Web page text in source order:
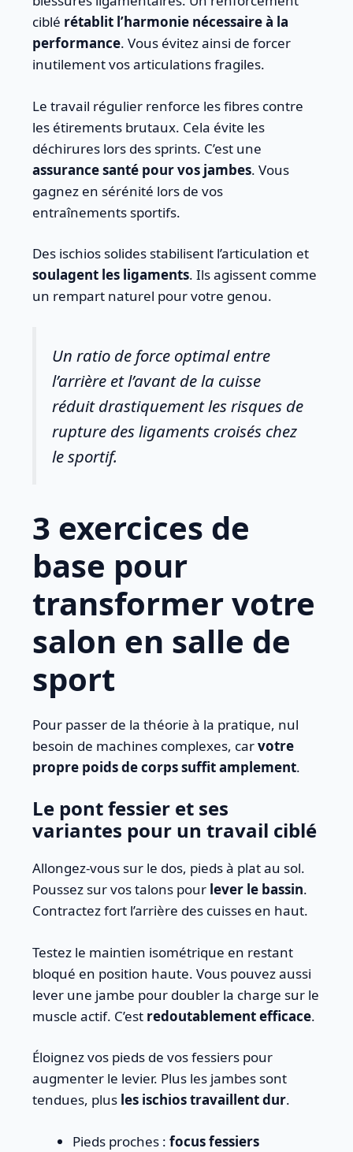
ciblé rétablit l’harmonie nécessaire à la
performance. Vous évitez ainsi de forcer
inutilement vos articulations fragiles.
Le travail régulier renforce les fibres contre
les étirements brutaux. Cela évite les
déchirures lors des sprints. C’est une
assurance santé pour vos jambes. Vous
gagnez en sérénité lors de vos
entraînements sportifs.
Des ischios solides stabilisent l’articulation et
soulagent les ligaments. Ils agissent comme
un rempart naturel pour votre genou.
Un ratio de force optimal entre
l’arrière et l’avant de la cuisse
réduit drastiquement les risques de
rupture des ligaments croisés chez
le sportif.
3 exercices de
base pour
transformer votre
salon en salle de
sport
Pour passer de la théorie à la pratique, nul
besoin de machines complexes, carvotre
propre poids de corps suffit amplement.
Le pont fessier et ses
variantes pour un travail ciblé
Allongez-vous sur le dos, pieds à plat au sol.
Poussez sur vos talons pour lever le bassin.
Contractez fort l’arrière des cuisses en haut.
Testez le maintien isométrique en restant
bloqué en position haute. Vous pouvez aussi
lever une jambe pour doubler la charge sur le
muscle actif. C’est redoutablement efficace.
Éloignez vos pieds de vos fessiers pour
augmenter le levier. Plus les jambes sont
tendues, plus les ischios travaillent dur.
Pieds proches :focus fessiers